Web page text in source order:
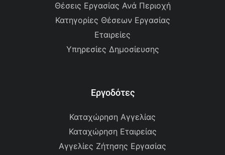
Θέσεις Εργασίας Ανά Περιοχή
Κατηγορίες Θέσεων Εργασίας
Εταιρείες
Υπηρεσίες Δημοσίευσης
Εργοδότες
Καταχώρηση Αγγελίας
Καταχώρηση Εταιρείας
Αγγελίες Ζήτησης Εργασίας